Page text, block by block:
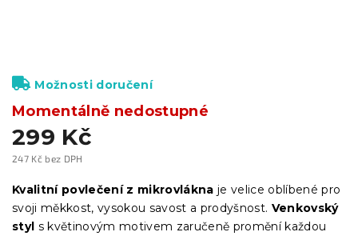
299 Kč
247 Kč bez DPH
cena:
Momentálně nedostupné
Možnosti doručení
Kvalitní povlečení z mikrovlákna je velice oblíbené pro
svoji měkkost, vysokou savost a prodyšnost. Venkovský
styl s květinovým motivem zaručeně promění každou